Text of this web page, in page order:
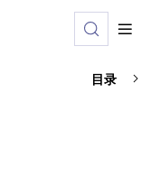
index is
目录